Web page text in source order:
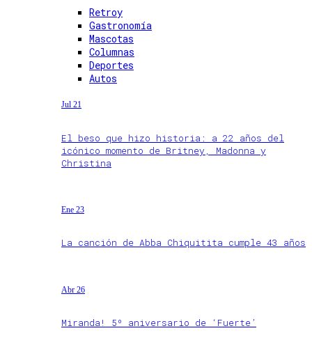
Retroy
Gastronomía
Mascotas
Columnas
Deportes
Autos
Jul 21
El beso que hizo historia: a 22 años del
icónico momento de Britney, Madonna y
Christina
Ene 23
La canción de Abba Chiquitita cumple 43 años
Abr 26
Miranda! 5º aniversario de ‘Fuerte’